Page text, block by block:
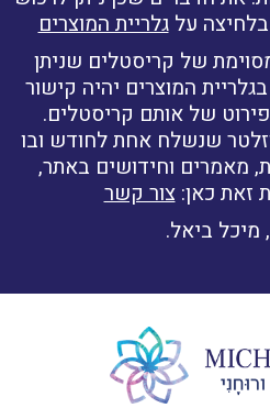
בלחיצה עלגלריית המוצרים
של קריסטלים שניתן
המוצרים יהיה קישור
של אותם קריסטלים.
שנשלח אחת לחודש ובו
מאמרים וחידושים באתר,
זאת כאן:צור קשר
מיכל ביאל.